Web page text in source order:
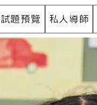
試題預覽 私人導師